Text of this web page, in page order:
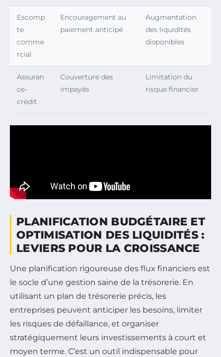
Escomp
te
comme
rcial
Encouragement au
paiement anticipé
Augmentation
des liquidités
disponibles
Assuran
ce-
crédit
Couverture des
impayés
Limitation du
risque financier
PLANIFICATION BUDGÉTAIRE ET
OPTIMISATION DES LIQUIDITÉS :
LEVIERS POUR LA CROISSANCE
Une planification rigoureuse des flux financiers est
le socle d’une gestion saine de la trésorerie. En
utilisant un plan de trésorerie précis, les
entreprises peuvent anticiper les besoins, limiter
les risques de défaillance, et organiser
stratégiquement leurs investissements à court et
moyen terme. C’est un outil indispensable pour